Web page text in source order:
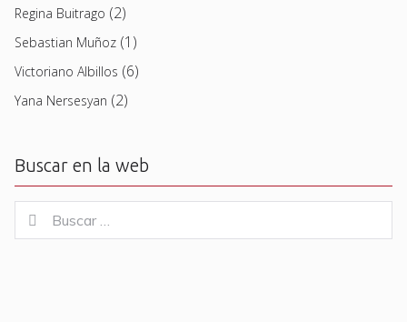
Regina Buitrago (2)
Sebastian Muñoz (1)
Victoriano Albillos (6)
Yana Nersesyan (2)
Buscar en la web
for:
Buscar